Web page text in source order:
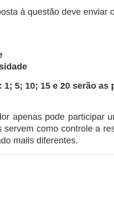
à questão deve enviar
5; 10; 15 e 20 serão as
apenas pode participar
servem como controle a
mails diferentes.